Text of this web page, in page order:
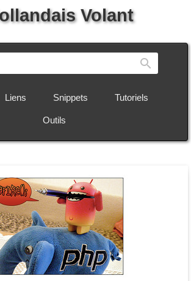
Volant
Liens Snippets Tutoriels
Outils